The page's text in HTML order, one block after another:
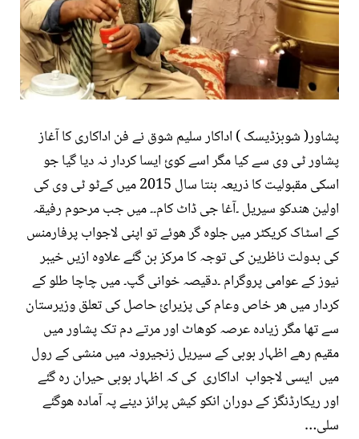
پشاور( شوبزڈیسک ) اداکار سلیم شوق نے فن اداکاری کا آغاز
پشاور ٹی وی سے کیا مگر اسے کوئ ایسا کردار نہ دیا گیا جو
اسکی مقبولیت کا ذریعہ بنتا سال 2015 میں کےٹو ٹی وی کی
اولین ھندکو سیریل ۔آغا جی ڈاٹ کام۔۔ میں جب مرحوم رفیقہ
کے اسٹاک کریکٹر میں جلوہ گر ھوئے تو اپنی لاجواب پرفارمنس
کی بدولت ناظرین کی توجہ کا مرکز بن گئے علاوہ ازیں خیبر
نیوز کے عوامی پروگرام ۔دقیصہ خوانی گپ۔ میں چاچا طلو کے
کردار میں ھر خاص وعام کی پزیرائ حاصل کی تعلق وزیرستان
سے تھا مگر زیادہ عرصہ کوھاٹ اور مرتے دم تک پشاور میں
مقیم رھے اظہار بوبی کے سیریل زنجیرونہ میں منشی کے رول
میں ایسی لاجواب اداکاری کی کہ اظہار بوبی حیران رہ گئے
اور ریکارڈنگز کے دوران انکو کیش پرائز دینے پہ آمادہ ھوگئے
سلی…